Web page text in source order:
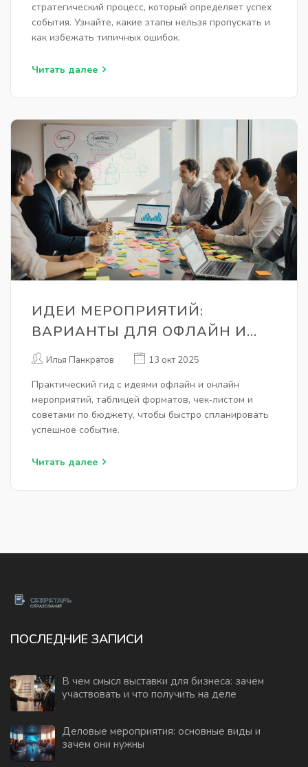
стратегический процесс, который определяет успех
события. Узнайте, какие этапы нельзя пропускать и
как избежать типичных ошибок.
Читать далее
ИДЕИ МЕРОПРИЯТИЙ:
ВАРИАНТЫ ДЛЯ ОФЛАЙН И
ОНЛАЙН СОБЫТИЙ
Илья Панкратов 13 окт 2025
Практический гид с идеями офлайн и онлайн
мероприятий, таблицей форматов, чек‑листом и
советами по бюджету, чтобы быстро спланировать
успешное событие.
Читать далее
ПОСЛЕДНИЕ ЗАПИСИ
В чем смысл выставки для бизнеса: зачем
участвовать и что получить на деле
Деловые мероприятия: основные виды и
зачем они нужны